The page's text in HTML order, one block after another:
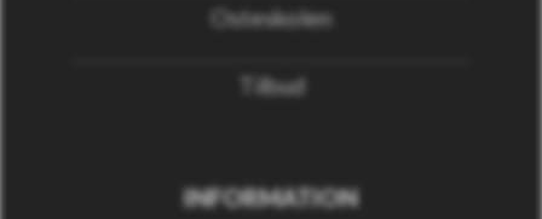
Osteskolen
Tilbud
INFORMATION